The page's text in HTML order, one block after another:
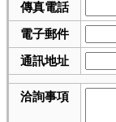
傳真電話
電子郵件
通訊地址
洽詢事項